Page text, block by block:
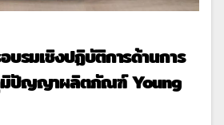
บรมเชิงปฏิบัติการด้านการ
ปัญญาผลิตภัณฑ์ Young